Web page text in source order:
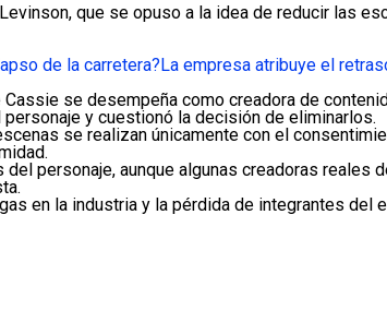
, que se opuso a la idea de reducir las
de la carretera?La empresa atribuye el
se desempeña como creadora de
y cuestionó la decisión de eliminarlos.
se realizan únicamente con el
personaje, aunque algunas creadoras reales
en la industria y la pérdida de integrantes del